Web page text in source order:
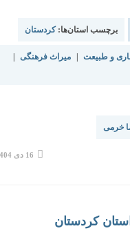
برچسب استان‌ها:کردستان
و طبیعت میراث فرهنگی
خرمی
نوشته
16 دی 1404
کردستان